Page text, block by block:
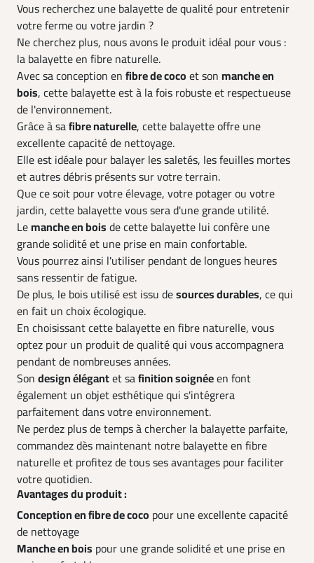
Vous recherchez une balayette de qualité pour entretenir
votre ferme ou votre jardin ?
Ne cherchez plus, nous avons le produit idéal pour vous :
la balayette en fibre naturelle.
Avec sa conception en fibre de coco et son manche en
bois, cette balayette est à la fois robuste et respectueuse
de l'environnement.
Grâce à safibre naturelle, cette balayette offre une
excellente capacité de nettoyage.
Elle est idéale pour balayer les saletés, les feuilles mortes
et autres débris présents sur votre terrain.
Que ce soit pour votre élevage, votre potager ou votre
jardin, cette balayette vous sera d'une grande utilité.
Lemanche en bois de cette balayette lui confère une
grande solidité et une prise en main confortable.
Vous pourrez ainsi l'utiliser pendant de longues heures
sans ressentir de fatigue.
De plus, le bois utilisé est issu desources durables, ce qui
en fait un choix écologique.
En choisissant cette balayette en fibre naturelle, vous
optez pour un produit de qualité qui vous accompagnera
pendant de nombreuses années.
Son design élégantet safinition soignéeen font
également un objet esthétique qui s'intégrera
parfaitement dans votre environnement.
Ne perdez plus de temps à chercher la balayette parfaite,
commandez dès maintenant notre balayette en fibre
naturelle et profitez de tous ses avantages pour faciliter
votre quotidien.
Avantages du produit :
Conception en fibre de coco pour une excellente capacité
de nettoyage
Manche en bois pour une grande solidité et une prise en